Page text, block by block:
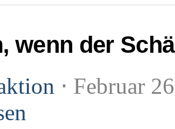
wenn der
⋅ Februar